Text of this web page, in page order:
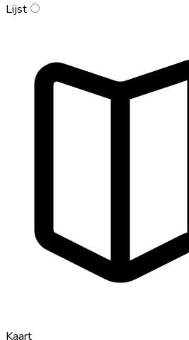
Lijst
Kaart